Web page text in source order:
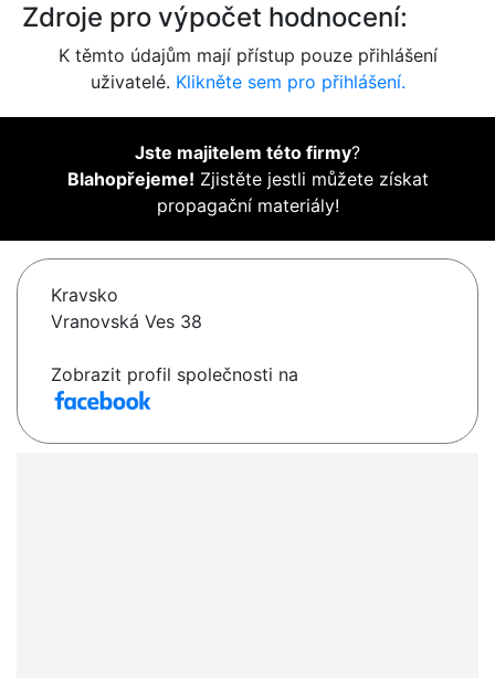
Zdroje pro výpočet hodnocení:
K těmto údajům mají přístup pouze přihlášení
uživatelé. Klikněte sem pro přihlášení.
Jste majitelem této firmy?
Blahopřejeme! Zjistěte jestli můžete získat
propagační materiály!
Kravsko
Vranovská Ves 38
Zobrazit profil společnosti na